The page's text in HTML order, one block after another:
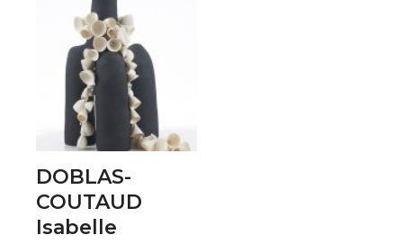
DOBLAS-
COUTAUD
Isabelle